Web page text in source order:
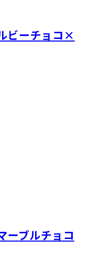
ビーチョコ×
ーブルチョコ